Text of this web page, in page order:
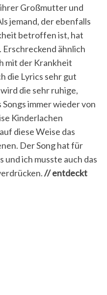
ihrer Großmutter und
jemand, der ebenfalls
betroffen ist, hat
Erschreckend ähnlich
mit der Krankheit
die Lyrics sehr gut
die sehr ruhige,
immer wieder von
Kinderlachen
diese Weise das
Der Song hat für
ich musste auch das
// entdeckt